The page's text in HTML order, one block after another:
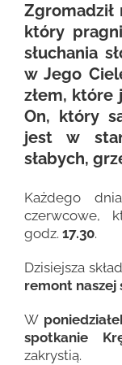
który
słuchania
w Jego
złem, które
On, który
jest w
słabych,
Każdego
czerwcowe,
godz. 17.30.
Dzisiejsza
remont naszej
W
spotkanie
zakrystią.